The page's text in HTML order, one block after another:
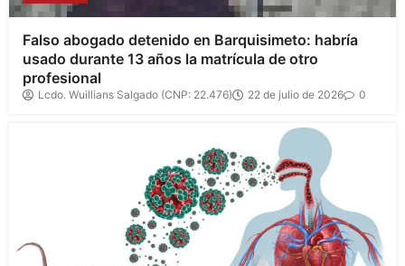
Falso abogado detenido en Barquisimeto: habría
usado durante 13 años la matrícula de otro
profesional
Lcdo. Wuillians Salgado (CNP: 22.476) 22 de julio de 2026 0